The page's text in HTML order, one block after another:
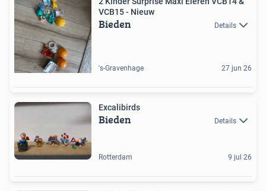
VCB15 - Nieuw
Bieden Details
's-Gravenhage 27 jun 26
Excalibirds
Bieden Details
Rotterdam 9 jul 26